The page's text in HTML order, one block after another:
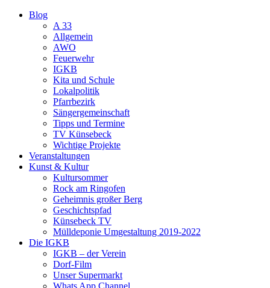
Blog
A 33
Allgemein
AWO
Feuerwehr
IGKB
Kita und Schule
Lokalpolitik
Pfarrbezirk
Sängergemeinschaft
Tipps und Termine
TV Künsebeck
Wichtige Projekte
Veranstaltungen
Kunst & Kultur
Kultursommer
Rock am Ringofen
Geheimnis großer Berg
Geschichtspfad
Künsebeck TV
Mülldeponie Umgestaltung 2019-2022
Die IGKB
IGKB – der Verein
Dorf-Film
Unser Supermarkt
Whats App Channel